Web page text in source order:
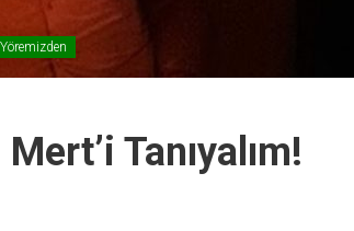
Yöremizden
Tanıyalım!